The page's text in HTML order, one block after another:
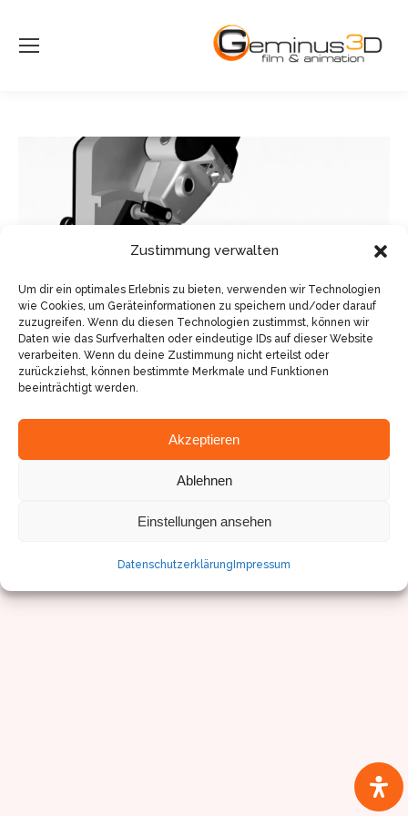
Zustimmung verwalten
Um dir ein optimales Erlebnis zu bieten, verwenden wir Technologien
wie Cookies, um Geräteinformationen zu speichern und/oder darauf
zuzugreifen. Wenn du diesen Technologien zustimmst, können wir
Daten wie das Surfverhalten oder eindeutige IDs auf dieser Website
verarbeiten. Wenn du deine Zustimmung nicht erteilst oder
zurückziehst, können bestimmte Merkmale und Funktionen
beeinträchtigt werden.
Akzeptieren
Ablehnen
Einstellungen ansehen
Datenschutzerklärung Impressum
© Sven Pfister, Geminus 3D